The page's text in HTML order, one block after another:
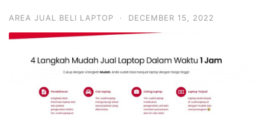
AREA JUAL BELI LAPTOP · DECEMBER 15, 2022